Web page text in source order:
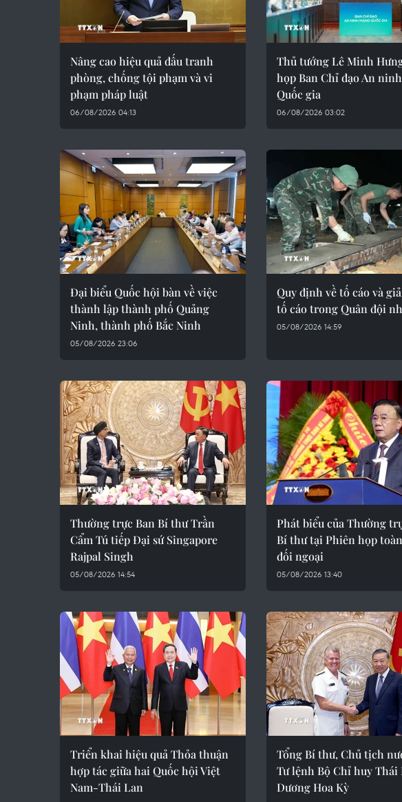
Nâng cao hiệu quả đấu tranh
phòng, chống tội phạm và vi
phạm pháp luật
06/08/2026 04:13
Thủ tướng Lê Minh
họp Ban Chỉ đạo An
Quốc gia
06/08/2026 03:02
Đại biểu Quốc hội bàn về việc
thành lập thành phố Quảng
Ninh, thành phố Bắc Ninh
05/08/2026 23:06
Quy định về tố cáo và
tố cáo trong Quân đội
05/08/2026 14:59
Thường trực Ban Bí thư Trần
Cẩm Tú tiếp Đại sứ Singapore
Rajpal Singh
05/08/2026 14:54
Phát biểu của Thường
Bí thư tại Phiên họp
đối ngoại
05/08/2026 13:40
Triển khai hiệu quả Thỏa thuận
hợp tác giữa hai Quốc hội Việt
Nam-Thái Lan
Tổng Bí thư, Chủ tịch
Tư lệnh Bộ Chỉ huy Thái
Dương Hoa Kỳ